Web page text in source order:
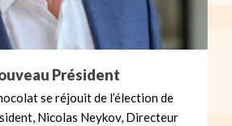
Président
se réjouit de l’élection de
Nicolas Neykov, Directeur